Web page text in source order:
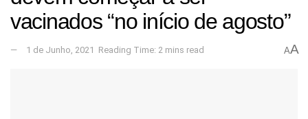
vacinados “no início de agosto”
1 de Junho, 2021 Reading Time: 2 mins read AA